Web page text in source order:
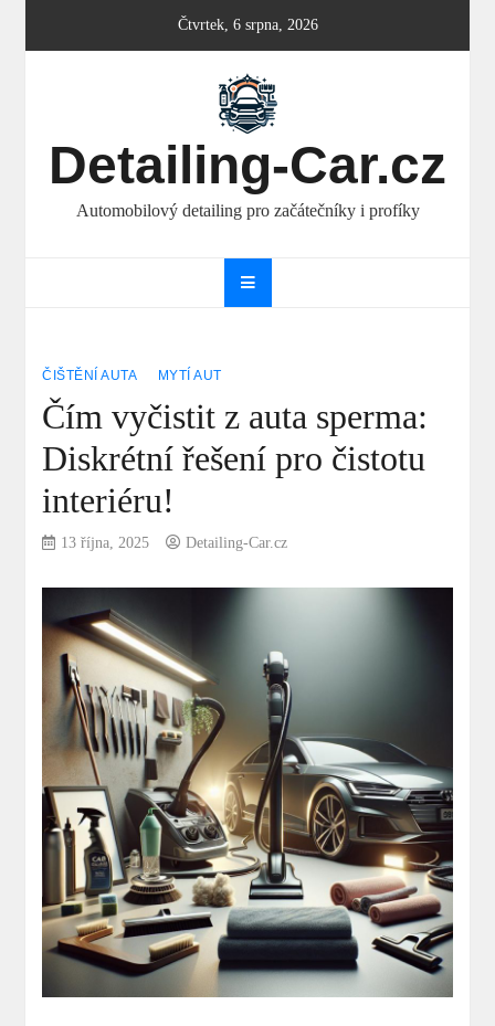
Čtvrtek, 6 srpna, 2026
Detailing-Car.cz
Automobilový detailing pro začátečníky i profíky
ČIŠTĚNÍ AUTA MYTÍ AUT
Čím vyčistit z auta sperma:
Diskrétní řešení pro čistotu
interiéru!
13 října, 2025 Detailing-Car.cz